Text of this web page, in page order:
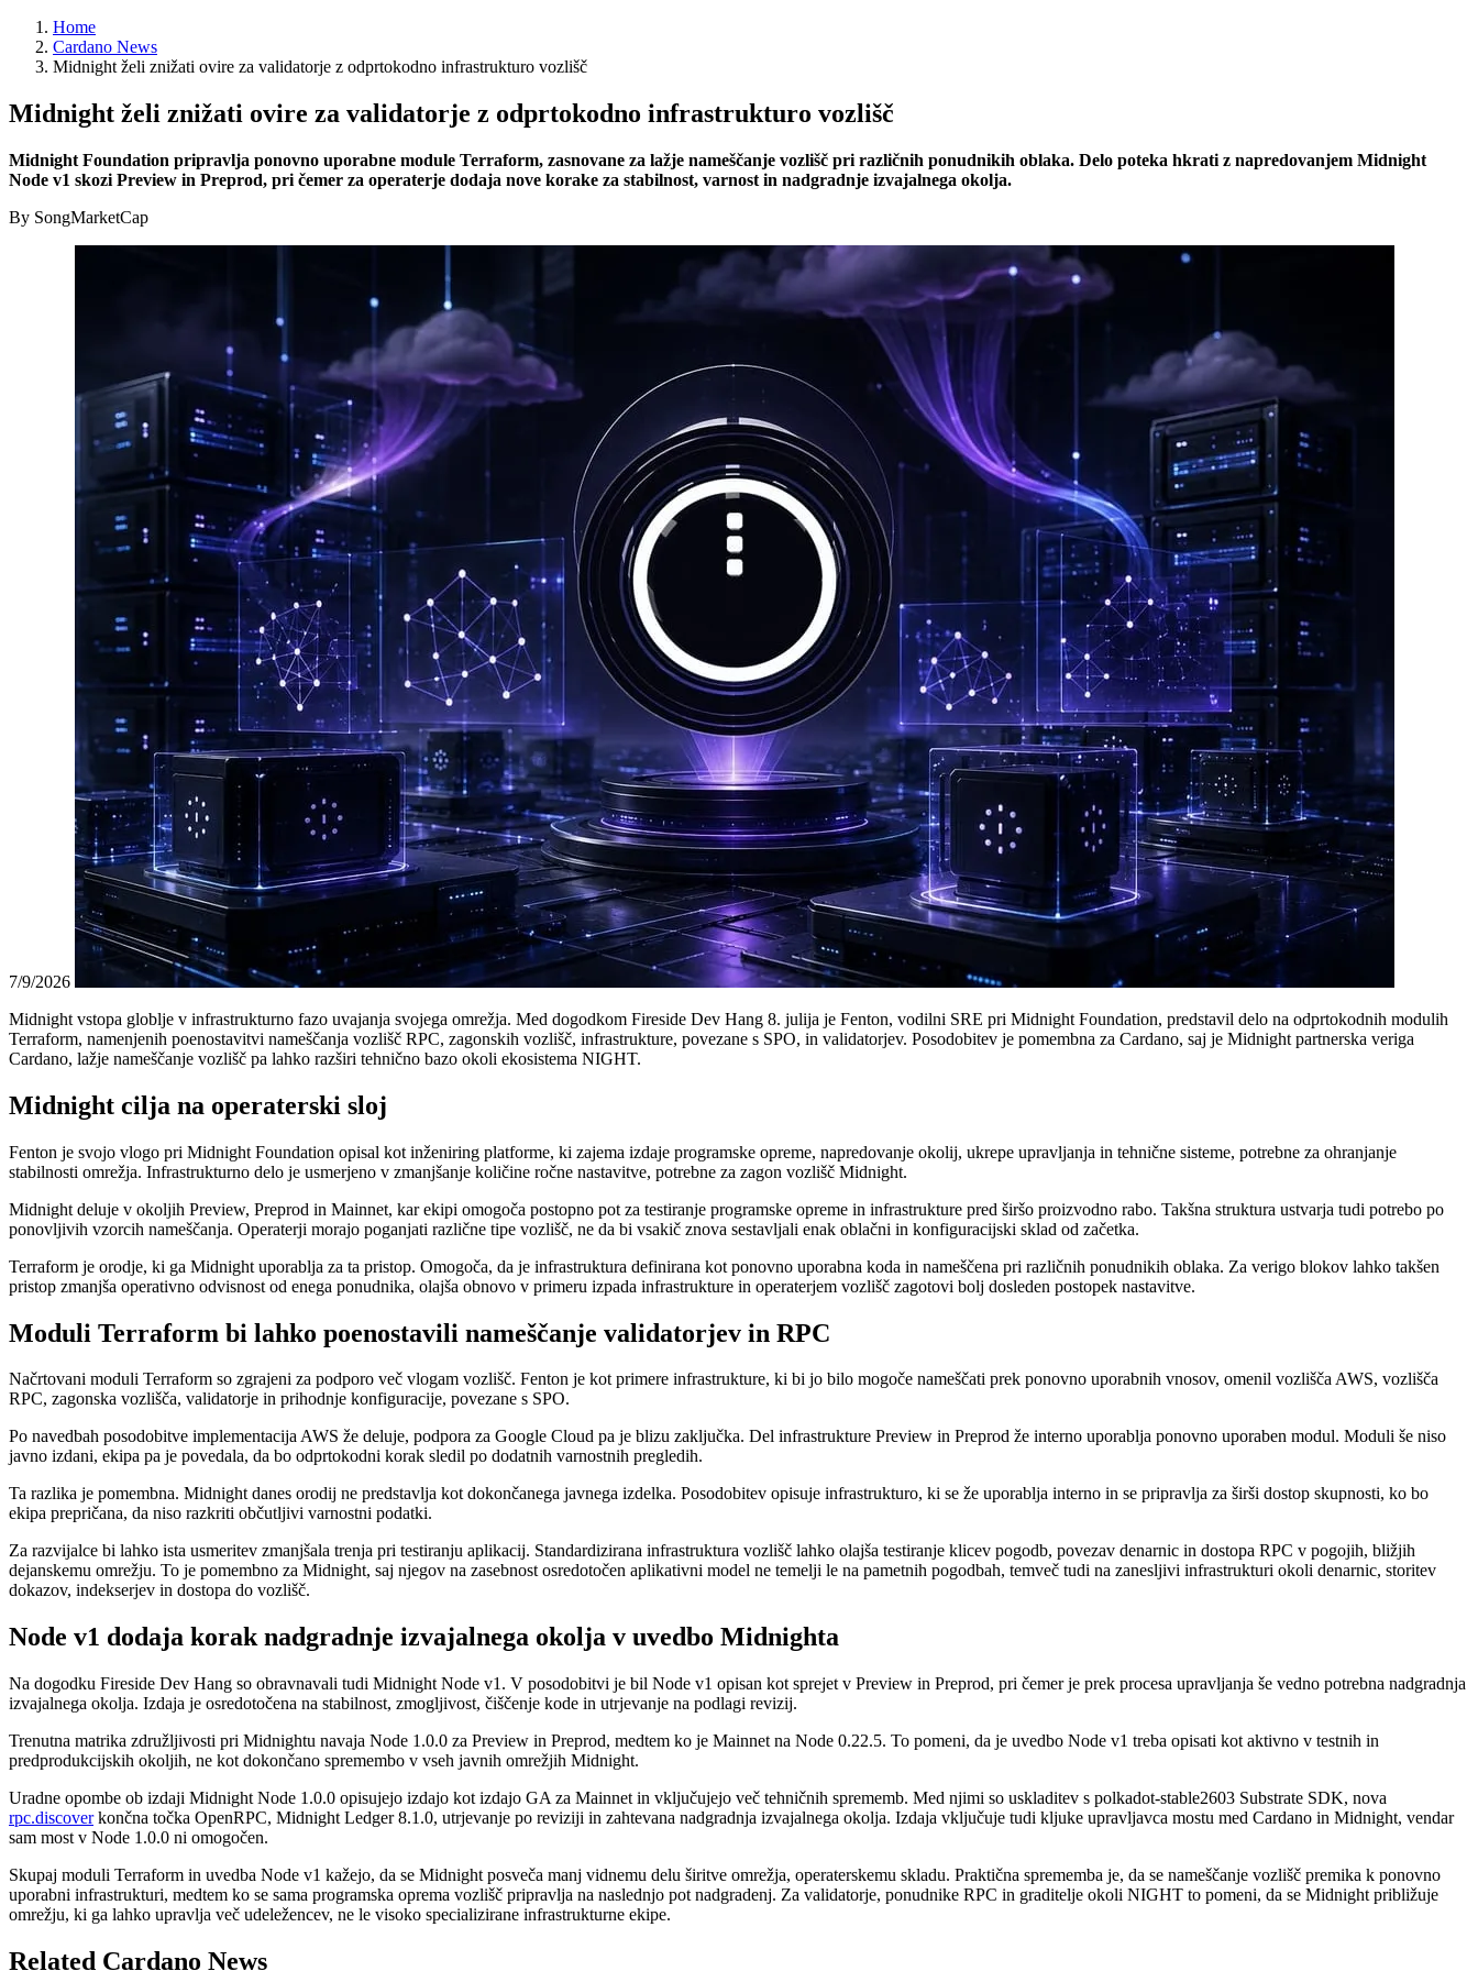
Home
Cardano News
Midnight želi znižati ovire za validatorje z odprtokodno infrastrukturo vozlišč
Midnight želi znižati ovire za validatorje z odprtokodno infrastrukturo vozlišč
Midnight Foundation pripravlja ponovno uporabne module Terraform, zasnovane za lažje nameščanje vozlišč pri različnih ponudnikih oblaka. Delo poteka hkrati z napredovanjem Midnight
Node v1 skozi Preview in Preprod, pri čemer za operaterje dodaja nove korake za stabilnost, varnost in nadgradnje izvajalnega okolja.
By SongMarketCap
7/9/2026
Midnight vstopa globlje v infrastrukturno fazo uvajanja svojega omrežja. Med dogodkom Fireside Dev Hang 8. julija je Fenton, vodilni SRE pri Midnight Foundation, predstavil delo na odprtokodnih modulih
Terraform, namenjenih poenostavitvi nameščanja vozlišč RPC, zagonskih vozlišč, infrastrukture, povezane s SPO, in validatorjev. Posodobitev je pomembna za Cardano, saj je Midnight partnerska veriga
Cardano, lažje nameščanje vozlišč pa lahko razširi tehnično bazo okoli ekosistema NIGHT.
Midnight cilja na operaterski sloj
Fenton je svojo vlogo pri Midnight Foundation opisal kot inženiring platforme, ki zajema izdaje programske opreme, napredovanje okolij, ukrepe upravljanja in tehnične sisteme, potrebne za ohranjanje
stabilnosti omrežja. Infrastrukturno delo je usmerjeno v zmanjšanje količine ročne nastavitve, potrebne za zagon vozlišč Midnight.
Midnight deluje v okoljih Preview, Preprod in Mainnet, kar ekipi omogoča postopno pot za testiranje programske opreme in infrastrukture pred širšo proizvodno rabo. Takšna struktura ustvarja tudi potrebo po
ponovljivih vzorcih nameščanja. Operaterji morajo poganjati različne tipe vozlišč, ne da bi vsakič znova sestavljali enak oblačni in konfiguracijski sklad od začetka.
Terraform je orodje, ki ga Midnight uporablja za ta pristop. Omogoča, da je infrastruktura definirana kot ponovno uporabna koda in nameščena pri različnih ponudnikih oblaka. Za verigo blokov lahko takšen
pristop zmanjša operativno odvisnost od enega ponudnika, olajša obnovo v primeru izpada infrastrukture in operaterjem vozlišč zagotovi bolj dosleden postopek nastavitve.
Moduli Terraform bi lahko poenostavili nameščanje validatorjev in RPC
Načrtovani moduli Terraform so zgrajeni za podporo več vlogam vozlišč. Fenton je kot primere infrastrukture, ki bi jo bilo mogoče nameščati prek ponovno uporabnih vnosov, omenil vozlišča AWS, vozlišča
RPC, zagonska vozlišča, validatorje in prihodnje konfiguracije, povezane s SPO.
Po navedbah posodobitve implementacija AWS že deluje, podpora za Google Cloud pa je blizu zaključka. Del infrastrukture Preview in Preprod že interno uporablja ponovno uporaben modul. Moduli še niso
javno izdani, ekipa pa je povedala, da bo odprtokodni korak sledil po dodatnih varnostnih pregledih.
Ta razlika je pomembna. Midnight danes orodij ne predstavlja kot dokončanega javnega izdelka. Posodobitev opisuje infrastrukturo, ki se že uporablja interno in se pripravlja za širši dostop skupnosti, ko bo
ekipa prepričana, da niso razkriti občutljivi varnostni podatki.
Za razvijalce bi lahko ista usmeritev zmanjšala trenja pri testiranju aplikacij. Standardizirana infrastruktura vozlišč lahko olajša testiranje klicev pogodb, povezav denarnic in dostopa RPC v pogojih, bližjih
dejanskemu omrežju. To je pomembno za Midnight, saj njegov na zasebnost osredotočen aplikativni model ne temelji le na pametnih pogodbah, temveč tudi na zanesljivi infrastrukturi okoli denarnic, storitev
dokazov, indekserjev in dostopa do vozlišč.
Node v1 dodaja korak nadgradnje izvajalnega okolja v uvedbo Midnighta
Na dogodku Fireside Dev Hang so obravnavali tudi Midnight Node v1. V posodobitvi je bil Node v1 opisan kot sprejet v Preview in Preprod, pri čemer je prek procesa upravljanja še vedno potrebna nadgradnja
izvajalnega okolja. Izdaja je osredotočena na stabilnost, zmogljivost, čiščenje kode in utrjevanje na podlagi revizij.
Trenutna matrika združljivosti pri Midnightu navaja Node 1.0.0 za Preview in Preprod, medtem ko je Mainnet na Node 0.22.5. To pomeni, da je uvedbo Node v1 treba opisati kot aktivno v testnih in
predprodukcijskih okoljih, ne kot dokončano spremembo v vseh javnih omrežjih Midnight.
Uradne opombe ob izdaji Midnight Node 1.0.0 opisujejo izdajo kot izdajo GA za Mainnet in vključujejo več tehničnih sprememb. Med njimi so uskladitev s polkadot-stable2603 Substrate SDK, nova
rpc.discoverkončna točka OpenRPC, Midnight Ledger 8.1.0, utrjevanje po reviziji in zahtevana nadgradnja izvajalnega okolja. Izdaja vključuje tudi kljuke upravljavca mostu med Cardano in Midnight, vendar
sam most v Node 1.0.0 ni omogočen.
Skupaj moduli Terraform in uvedba Node v1 kažejo, da se Midnight posveča manj vidnemu delu širitve omrežja, operaterskemu skladu. Praktična sprememba je, da se nameščanje vozlišč premika k ponovno
uporabni infrastrukturi, medtem ko se sama programska oprema vozlišč pripravlja na naslednjo pot nadgradenj. Za validatorje, ponudnike RPC in graditelje okoli NIGHT to pomeni, da se Midnight približuje
omrežju, ki ga lahko upravlja več udeležencev, ne le visoko specializirane infrastrukturne ekipe.
Related Cardano News